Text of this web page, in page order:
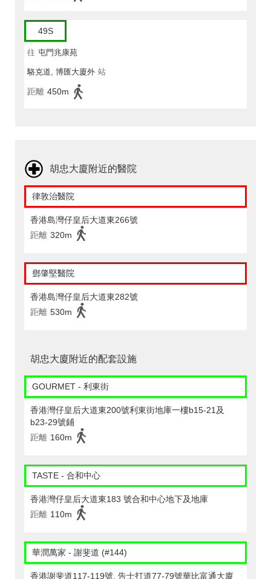
49S
往 屯門兆康苑
駱克道, 博匯大廈外 站
距離 450m
胡忠大廈附近的醫院
律敦治醫院
香港島灣仔皇后大道東266號
距離 320m
鄧肇堅醫院
香港島灣仔皇后大道東282號
距離 530m
胡忠大廈附近的配套設施
GOURMET - 利東街
香港灣仔皇后大道東200號利東街地庫一樓b15-21及
b23-29號鋪
距離 160m
TASTE - 合和中心
香港灣仔皇后大道東183 號合和中心地下及地庫
距離 110m
華潤萬家 - 謝斐道 (#144)
香港謝斐道117-119號, 告士打道77-79號華比富通大廈